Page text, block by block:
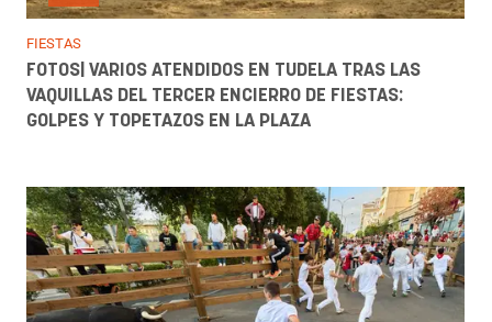
FIESTAS
FOTOS| VARIOS ATENDIDOS EN TUDELA TRAS LAS
VAQUILLAS DEL TERCER ENCIERRO DE FIESTAS:
GOLPES Y TOPETAZOS EN LA PLAZA